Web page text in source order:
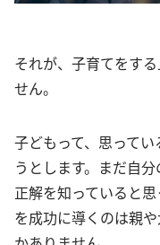
それが、子育てをす
せん。
子どもって、思って
うとします。まだ自
正解を知っていると
を成功に導くのは親